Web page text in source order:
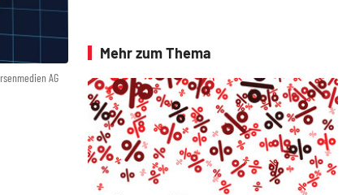
AG
Mehr zum Thema